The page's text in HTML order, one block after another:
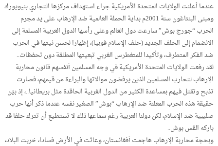
عندما أعلنت الولايات المتحدة الأمريكية جراء استهداف مركزها التجاري بنيويورك
ومبنى البنتاغون سنة 2001م بداية الحملة العالمية ضد الإرهاب على يد مجرم
الحرب “جورج بوش” سارعت دول العالم وعلى رأسها الدول العربية المسلمة إلى
الانضمام إلى الحلف الجديد (حلف الإسلام فوبيا)، إظهارا لحسن نيتها في الحرب
ضد الفكر المتطرف، وتأكيدا للمتغطرس الغربي تبعيتها المطلقة دون تحفظات..
لقد رفعت الولايات المتحدة الأمريكية في وجه المسلمين أنفسهم قانون محاربة
الإرهاب لتحارب المسلمين الذين يرفضون موالاتها والبراءة من قيمهم، فصارت
تذبح وتقتل فيهم بمساعدة الكثير من الدول الغربية الحاقدة مثل بريطانيا..، إذ بيّن
حقيقة هذه الحرب المعلنة ضد الإرهاب “بوش” الصغير نفسه عندما ذكر أنها حرب
صليبية ضد الإسلام، لكن دولنا العربية رغم سماعها ذلك لا تستطيع أن تترك حلفا قد
باركه القس بوش..
وبحجة محاربة الإرهاب هاجمت أفغانستان، وعاثت في الأرض فسادا، خربت البلاد،